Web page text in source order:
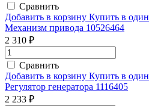
Сравнить
Добавить в корзину Купить в
Механизм привода 10526464
2 310 ₽
Сравнить
Добавить в корзину Купить в
Регулятор генератора 1116405
2 233 ₽